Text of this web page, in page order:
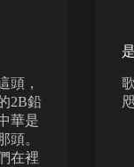
頭，
2B鉛
華是
頭。
在裡